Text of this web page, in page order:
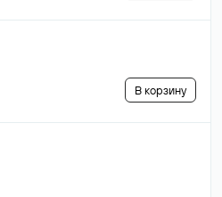
В корзину